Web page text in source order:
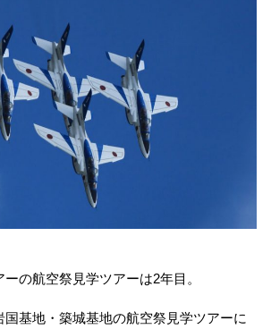
の航空祭見学ツアーは2年目。
国基地・築城基地の航空祭見学ツアーに